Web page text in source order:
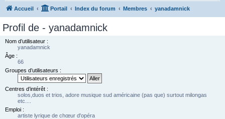
Accueil Portail Index du forum Membres yanadamnick
Profil de - yanadamnick
Nom d’utilisateur :
yanadamnick
Âge :
66
Groupes d’utilisateurs :
Centres d’intérêt :
solos,duos et trios, adore musique sud américaine (pas que) surtout milongas
etc....
Emploi :
artiste lyrique de chœur d'opéra